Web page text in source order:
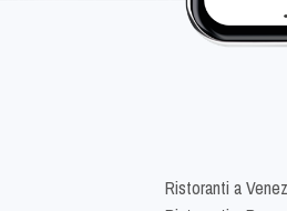
Ristoranti a